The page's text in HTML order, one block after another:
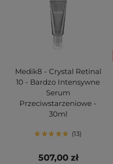
Medik8 - Crystal Retinal
10 - Bardzo Intensywne
Serum
Przeciwstarzeniowe -
30ml
13
507,00 zł